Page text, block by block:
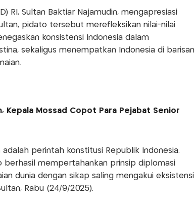
RI, Sultan Baktiar Najamudin, mengapresiasi
pidato tersebut merefleksikan nilai-nilai
konsistensi Indonesia dalam
sekaligus menempatkan Indonesia di barisan
Kepala Mossad Copot Para Pejabat Senior
perintah konstitusi Republik Indonesia.
berhasil mempertahankan prinsip diplomasi
dunia dengan sikap saling mengakui eksistensi
Rabu (24/9/2025).